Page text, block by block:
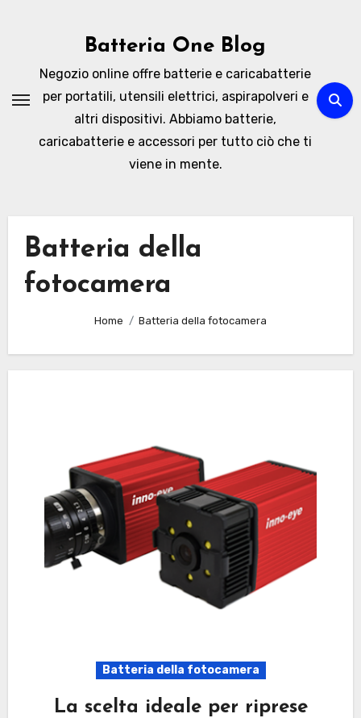
Batteria One Blog
Negozio online offre batterie e caricabatterie
per portatili, utensili elettrici, aspirapolveri e
altri dispositivi. Abbiamo batterie,
caricabatterie e accessori per tutto ciò che ti
viene in mente.
Batteria della
fotocamera
Home Batteria della fotocamera
Batteria della fotocamera
La scelta ideale per riprese